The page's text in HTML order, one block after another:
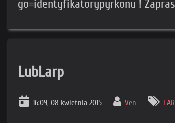
go=identyfikatorypyrkonu !
LubLarp
16:09, 08 kwietnia 2015 Ven